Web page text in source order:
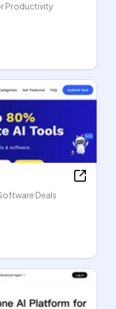
Productivity
Deals